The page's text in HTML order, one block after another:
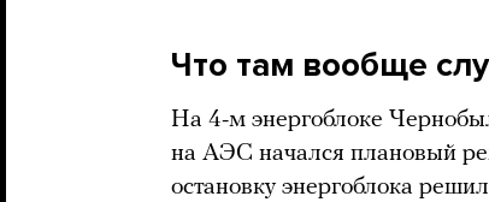
Что там вообще
На 4-м энергоблоке
на АЭС начался плановый
остановку энергоблока